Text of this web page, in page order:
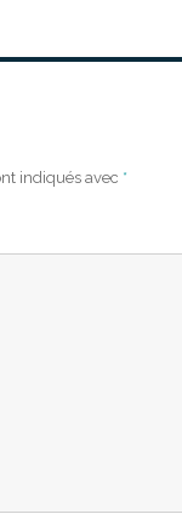
indiqués avec *